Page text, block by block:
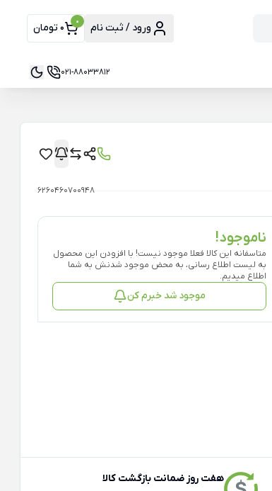
ورود / ثبت نام 0 0 تومان
021-88033812
6260460700948
ناموجود!
متاسفانه این کالا فعلا موجود نیست! با افزودن این محصول
به لیست اطلاع رسانی، به محض موجود شدنش به شما
اطلاع میدیم.
موجود شد خبرم کن
هفت روز ضمانت بازگشت کالا